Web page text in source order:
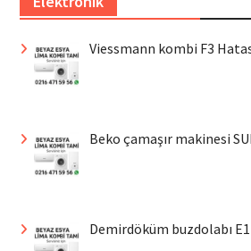
Viessmann kombi F3
Beko çamaşır makinesi
Demirdöküm buzdolabı E1